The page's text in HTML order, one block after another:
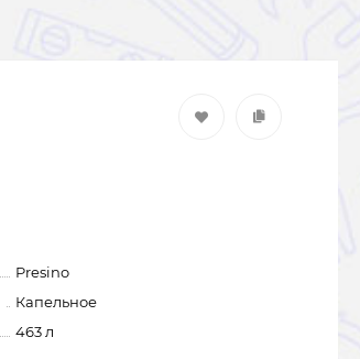
Presino
Капельное
463 л